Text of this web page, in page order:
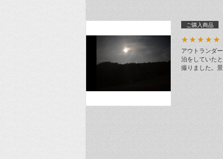
ご購入商品
★★★★★
アウトランダ
泊をしていた
撮りました。